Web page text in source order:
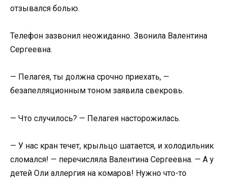
отзывался болью.
Телефон зазвонил неожиданно. Звонила Валентина
Сергеевна.
— Пелагея, ты должна срочно приехать, —
безапелляционным тоном заявила свекровь.
— Что случилось? — Пелагея насторожилась.
— У нас кран течет, крыльцо шатается, и холодильник
сломался! — перечисляла Валентина Сергеевна. — А у
детей Оли аллергия на комаров! Нужно что-то